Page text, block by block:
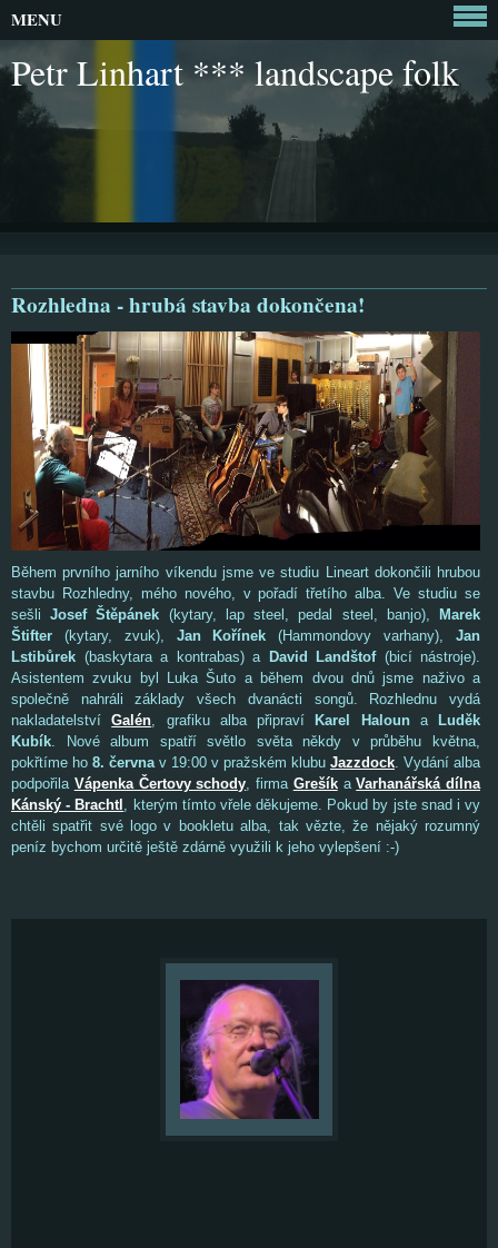
Petr Linhart *** landscape folk
Rozhledna - hrubá stavba dokončena!
Během prvního jarního víkendu jsme ve studiu Lineart dokončili hrubou
stavbu Rozhledny, mého nového, v pořadí třetího alba. Ve studiu se
sešliJosef Štěpánek (kytary, lap steel, pedal steel, banjo),
Marek
Štifter (kytary, zvuk), Jan Kořínek (Hammondovy varhany),Jan
Lstibůrek (baskytara a kontrabas) a David Landštof (bicí nástroje).
Asistentem zvuku byl Luka Šuto a během dvou dnů jsme naživo a
společně nahráli základy všech dvanácti songů. Rozhlednu vydá
nakladatelstvíGalén, grafiku alba připraví Karel Haloun a
Luděk
Kubík. Nové album spatří světlo světa někdy v průběhu května,
pokřtíme ho 8. června v 19:00 v pražském klubu Jazzdock. Vydání alba
podpořila Vápenka Čertovy schody, firma GrešíkaVarhanářská dílna
Kánský - Brachtl , kterým tímto vřele děkujeme. Pokud by jste snad i vy
chtěli spatřit své logo v bookletu alba, tak vězte, že nějaký rozumný
peníz bychom určitě ještě zdárně využili k jeho vylepšení :-)
MENU